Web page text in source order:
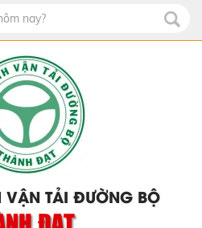
VẬN TẢI ĐƯỜNG BỘ